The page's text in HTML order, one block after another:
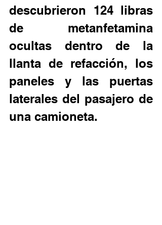
descubrieron 124 libras
de metanfetamina
ocultas dentro de la
llanta de refacción, los
paneles y las puertas
laterales del pasajero de
una camioneta.